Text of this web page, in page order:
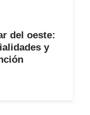
del oeste:
y